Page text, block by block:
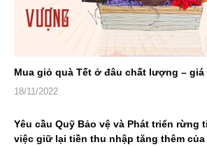
Mua giỏ quà Tết ở đâu chất lượng – giá
18/11/2022
Yêu cầu Quỹ Bảo vệ và Phát triển rừng
việc giữ lại tiền thu nhập tăng thêm của